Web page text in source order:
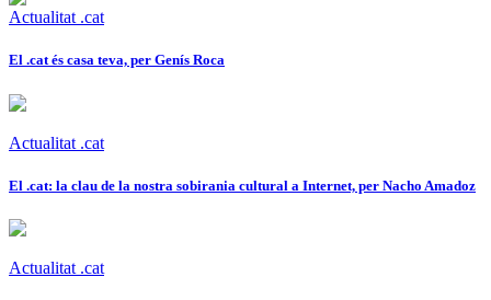
Actualitat .cat
El .cat és casa teva, per Genís Roca
Actualitat .cat
El .cat: la clau de la nostra sobirania cultural a Internet, per Nacho Amadoz
Actualitat .cat